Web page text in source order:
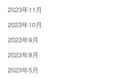
2023年11月
2023年10月
2023年9月
2023年8月
2023年5月